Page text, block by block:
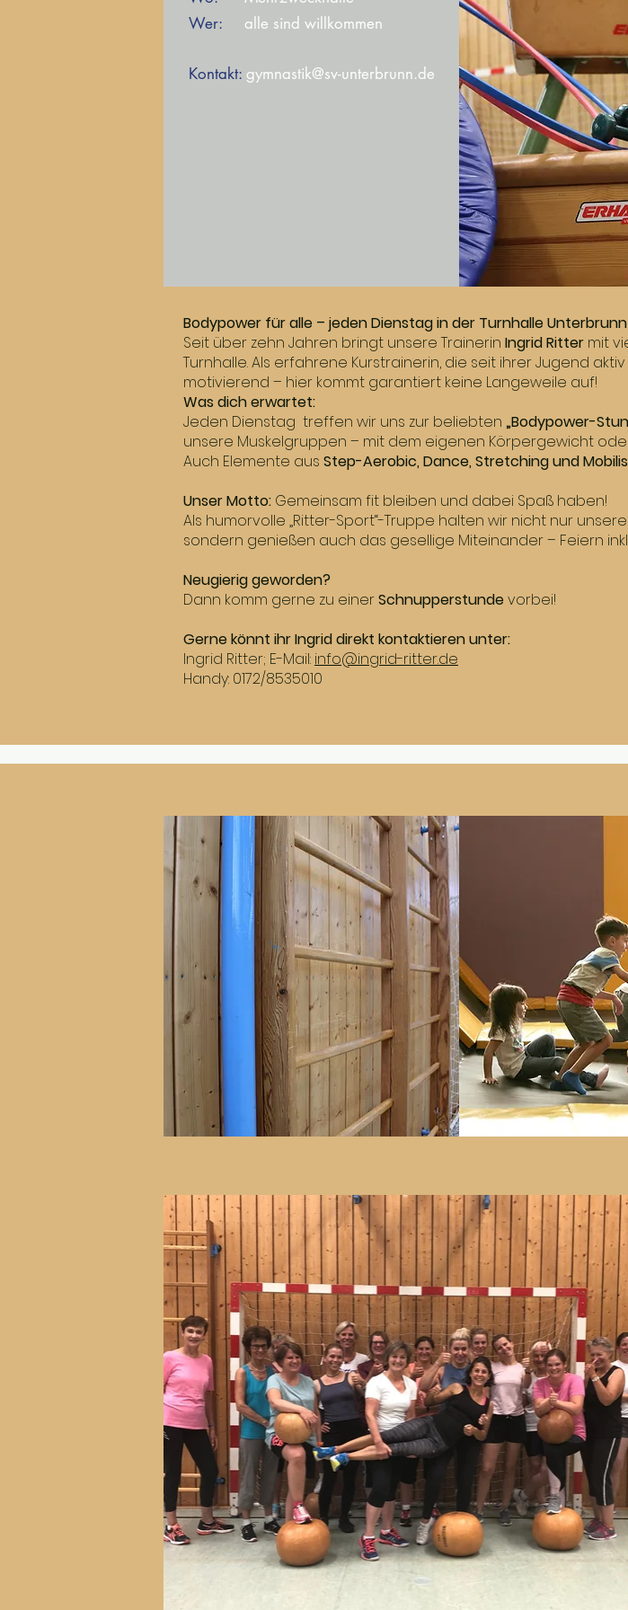
Ich bin ein Textabschnitt. Klicken Sie hier, um
bearbeiten. Klicken Sie einfach auf „Text
hinzuzufügen und die
Wer:
alle sind willkommen
Kontakt: gymnastik@sv-unterbrunn.de
Bodypower für alle – jeden Dienstag in der Turnhalle Unterbrunn
Seit über zehn Jahren bringt unsere Trainerin Ingrid Ritter mit
Turnhalle. Als erfahrene Kurstrainerin, die seit ihrer Jugend
motivierend – hier kommt garantiert keine Langeweile auf!
Was dich erwartet:
Jeden Dienstag treffen wir uns zur beliebten „Bodypower-
unsere Muskelgruppen – mit dem eigenen Körpergewicht
Auch Elemente aus Step-Aerobic, Dance, Stretching und
Unser Motto: Gemeinsam fit bleiben und dabei Spaß haben!
Als humorvolle „Ritter-Sport“-Truppe halten wir nicht nur
sondern genießen auch das gesellige Miteinander – Feiern
Neugierig geworden?
Dann komm gerne zu einerSchnupperstundevorbei!
Gerne könnt ihr Ingrid direkt kontaktieren unter:
Ingrid Ritter; E-Mail: info@ingrid-ritter.de
Handy: 0172/8535010